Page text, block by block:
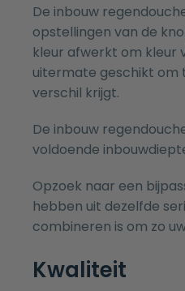
De inbouw
opstellingen van de
kleur afwerkt om kleur
uitermate geschikt om
verschil krijgt.
De inbouw
voldoende
Opzoek naar een
hebben uit dezelfde
combineren is om zo
Kwaliteit